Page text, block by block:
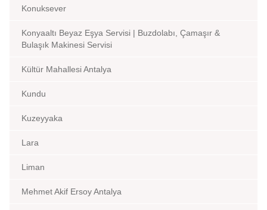
Konuksever
Konyaaltı Beyaz Eşya Servisi | Buzdolabı, Çamaşır &
Bulaşık Makinesi Servisi
Kültür Mahallesi Antalya
Kundu
Kuzeyyaka
Lara
Liman
Mehmet Akif Ersoy Antalya